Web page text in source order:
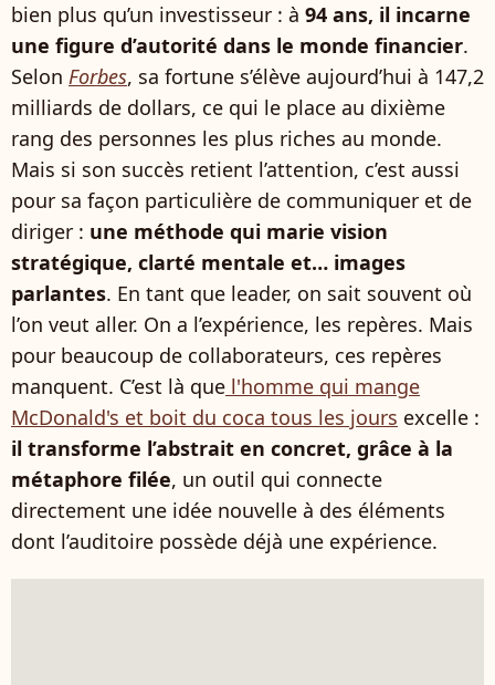
bien plus qu’un investisseur : à 94 ans, il incarne
une figure d’autorité dans le monde financier.
Selon Forbes, sa fortune s’élève aujourd’hui à 147,2
milliards de dollars, ce qui le place au dixième
rang des personnes les plus riches au monde.
Mais si son succès retient l’attention, c’est aussi
pour sa façon particulière de communiquer et de
diriger : une méthode qui marie vision
stratégique, clarté mentale et… images
parlantes. En tant que leader, on sait souvent où
l’on veut aller. On a l’expérience, les repères. Mais
pour beaucoup de collaborateurs, ces repères
manquent. C’est là que l'homme qui mange
McDonald's et boit du coca tous les jours excelle :
il transforme l’abstrait en concret, grâce à la
métaphore filée, un outil qui connecte
directement une idée nouvelle à des éléments
dont l’auditoire possède déjà une expérience.